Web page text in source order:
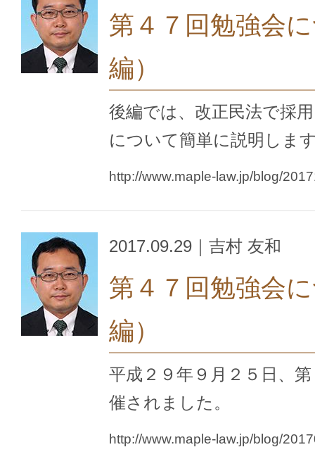
第４７回勉強会
編）
後編では、改正民法で採
について簡単に説明しま
http://www.maple-law.jp/blog/
2017.09.29｜吉村 友和
第４７回勉強会
編）
平成２９年９月２５日、
催されました。
http://www.maple-law.jp/blog/